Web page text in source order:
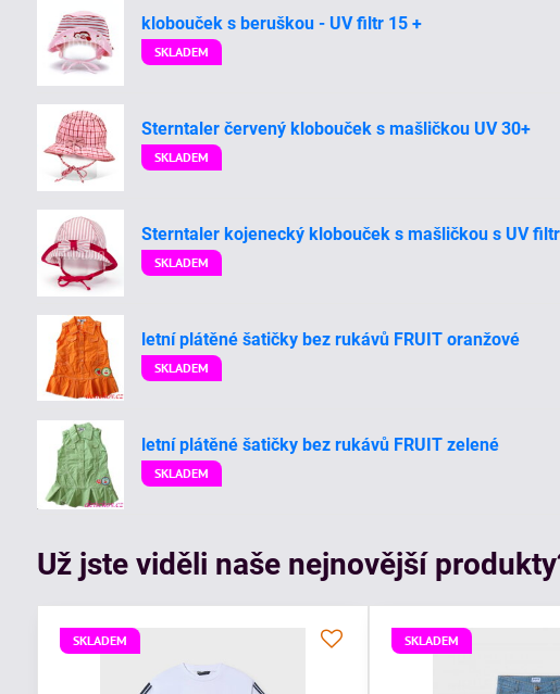
klobouček s beruškou - UV filtr 15 +
SKLADEM
Sterntaler červený klobouček s mašličkou UV 30+
SKLADEM
Sterntaler kojenecký klobouček s mašličkou s UV
SKLADEM
letní plátěné šatičky bez rukávů FRUIT oranžové
SKLADEM
letní plátěné šatičky bez rukávů FRUIT zelené
SKLADEM
Už jste viděli naše nejnovější
SKLADEM SKLADEM